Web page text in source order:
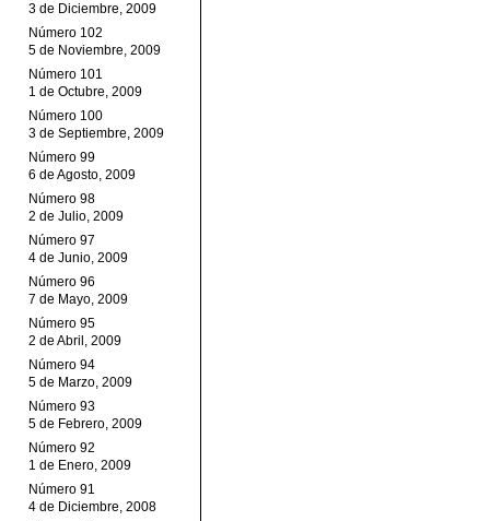
3 de Diciembre, 2009
Número 102
5 de Noviembre, 2009
Número 101
1 de Octubre, 2009
Número 100
3 de Septiembre, 2009
Número 99
6 de Agosto, 2009
Número 98
2 de Julio, 2009
Número 97
4 de Junio, 2009
Número 96
7 de Mayo, 2009
Número 95
2 de Abril, 2009
Número 94
5 de Marzo, 2009
Número 93
5 de Febrero, 2009
Número 92
1 de Enero, 2009
Número 91
4 de Diciembre, 2008